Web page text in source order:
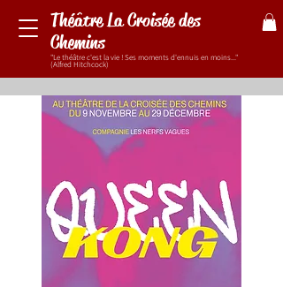
Théâtre La Croisée des
Chemins
"Le théâtre c'est la vie ! Ses moments d'ennuis en moins..."
(Alfred Hitchcock)